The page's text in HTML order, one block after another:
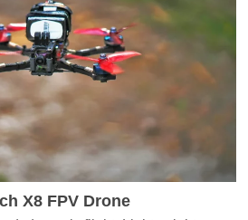
X8 FPV Drone